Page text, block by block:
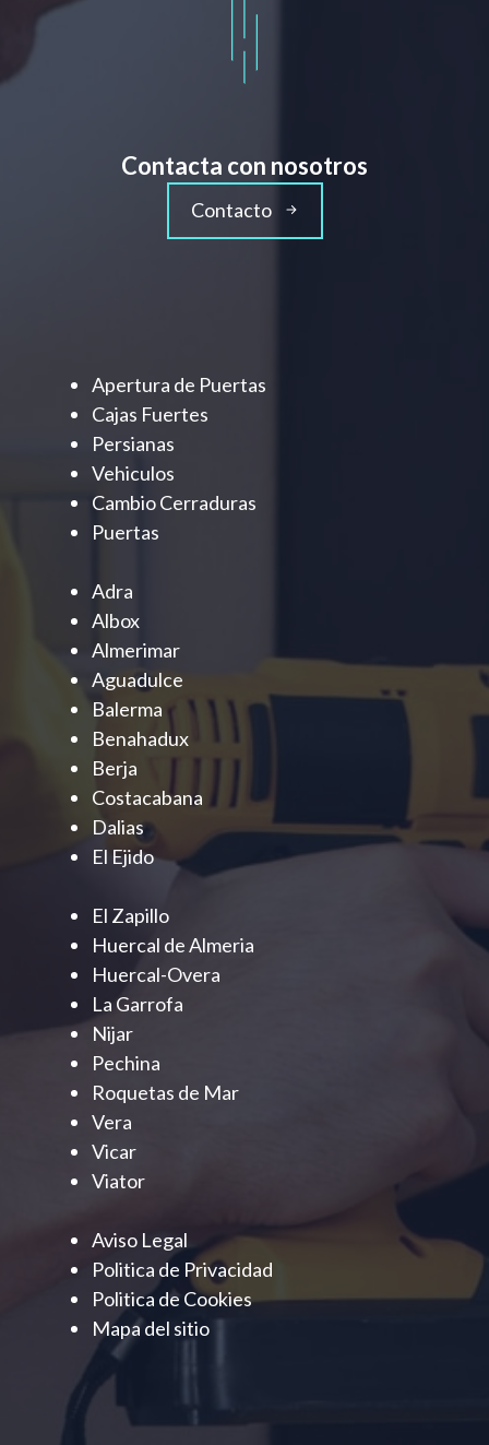
Contacta con nosotros
Contacto
Apertura de Puertas
Cajas Fuertes
Persianas
Vehiculos
Cambio Cerraduras
Puertas
Adra
Albox
Almerimar
Aguadulce
Balerma
Benahadux
Berja
Costacabana
Dalias
El Ejido
El Zapillo
Huercal de Almeria
Huercal-Overa
La Garrofa
Nijar
Pechina
Roquetas de Mar
Vera
Vicar
Viator
Aviso Legal
Politica de Privacidad
Politica de Cookies
Mapa del sitio